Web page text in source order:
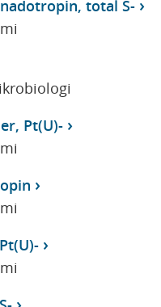
total S-
Pt(U)-